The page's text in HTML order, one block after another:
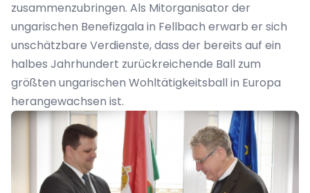
zusammenzubringen. Als Mitorganisator der
ungarischen Benefizgala in Fellbach erwarb er sich
unschätzbare Verdienste, dass der bereits auf ein
halbes Jahrhundert zurückreichende Ball zum
größten ungarischen Wohltätigkeitsball in Europa
herangewachsen ist.